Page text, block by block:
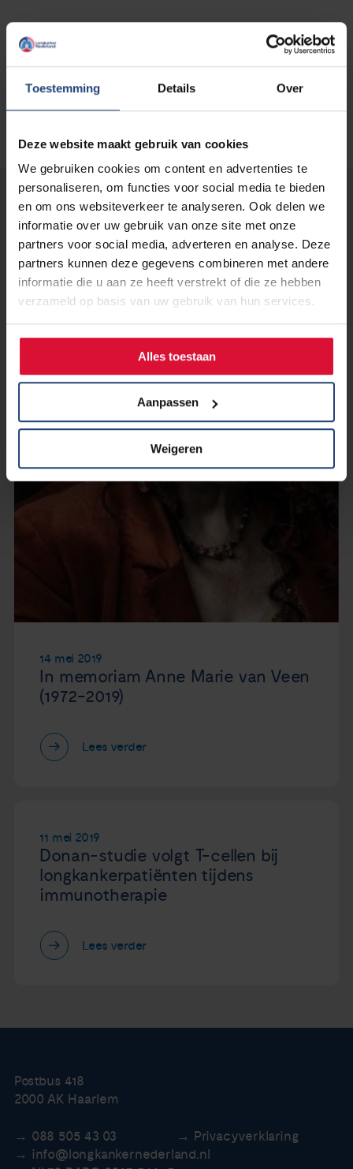
Toestemming Details Over
Deze website maakt gebruik van cookies
We gebruiken cookies om content en advertenties te
personaliseren, om functies voor social media te bieden
en om ons websiteverkeer te analyseren. Ook delen we
informatie over uw gebruik van onze site met onze
partners voor social media, adverteren en analyse. Deze
partners kunnen deze gegevens combineren met andere
informatie die u aan ze heeft verstrekt of die ze hebben
verzameld op basis van uw gebruik van hun services.
Alles toestaan
Aanpassen
Weigeren
bit.ly/2W81ihm
Lees verder...
15 mei 2019
Campagne Lucht en Longen
Lees verder
14 mei 2019
In memoriam Anne Marie van Veen
(1972-2019)
Lees verder
11 mei 2019
Donan-studie volgt T-cellen bij
longkankerpatiënten tijdens
immunotherapie
Lees verder
Postbus 418
2000 AK Haarlem
088 505 43 03
Privacyverklaring
info@longkankernederland.nl